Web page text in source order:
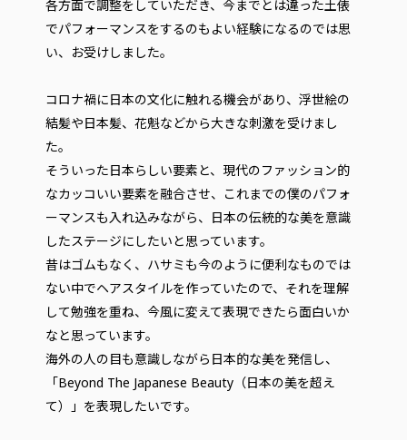
各方面で調整をしていただき、今までとは違った土俵
でパフォーマンスをするのもよい経験になるのでは思
い、お受けしました。
コロナ禍に日本の文化に触れる機会があり、浮世絵の
結髪や日本髪、花魁などから大きな刺激を受けまし
た。
そういった日本らしい要素と、現代のファッション的
なカッコいい要素を融合させ、これまでの僕のパフォ
ーマンスも入れ込みながら、日本の伝統的な美を意識
したステージにしたいと思っています。
昔はゴムもなく、ハサミも今のように便利なものでは
ない中でヘアスタイルを作っていたので、それを理解
して勉強を重ね、今風に変えて表現できたら面白いか
なと思っています。
海外の人の目も意識しながら日本的な美を発信し、
「Beyond The Japanese Beauty（日本の美を超え
て）」を表現したいです。